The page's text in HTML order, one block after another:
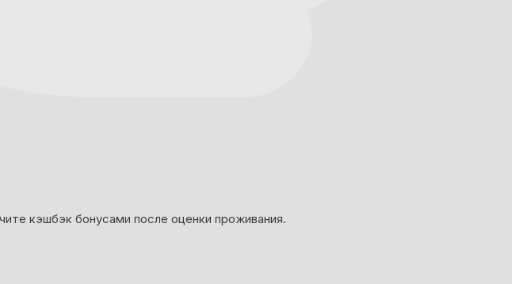
кэшбэк бонусами после оценки проживания.